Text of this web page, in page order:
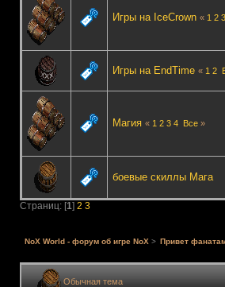
Игры на IceCrown « 1 2 3
Игры на EndTime « 1 2
Магия « 1 2 3 4 Все»
боевые скиллы Мага
Страниц: [1] 2 3
NoX World - форум об игре NoX> Привет
Обычная тема